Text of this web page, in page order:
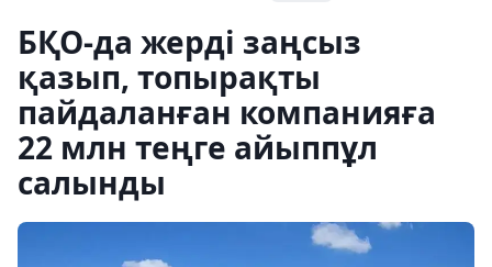
БҚО-да жерді заңсыз
қазып, топырақты
пайдаланған компанияға
22 млн теңге айыппұл
салынды